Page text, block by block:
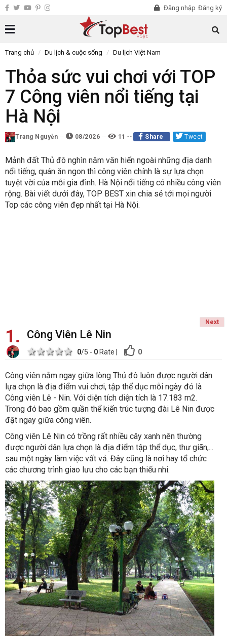
Đăng nhập Đăng ký
Trang chủ Du lịch & cuộc sống Du lịch Việt Nam
Thỏa sức vui chơi với TOP
7 Công viên nổi tiếng tại
Hà Nội
Trang Nguyễn 08/2026 11 Share Tweet
Mảnh đất Thủ đô nghìn năm văn hiến ngoài những địa danh
nổi tiếng, quán ăn ngon thì công viên chính là sự lựa chọn
tuyệt vời của mỗi gia đình. Hà Nội nổi tiếng có nhiều công viên
rộng. Bài viết dưới đây, TOP BEST xin chia sẻ tới mọi người
Top các công viên đẹp nhất tại Hà Nội.
Next
1 Công Viên Lê Nin
5 stars
4 stars
3 stars
2 stars
1 star 0/5 - 0Rate 0
Công viên nằm ngay giữa lòng Thủ đô luôn được người dân
lựa chọn là địa điểm vui chơi, tập thể dục mỗi ngày đó là
Công viên Lê - Nin. Với diện tích diện tích là 17.183 m2.
Trong đó bao gồm quần thể kiến trúc tượng đài Lê Nin được
đặt ngay giữa công viên.
Công viên Lê Nin có trồng rất nhiều cây xanh nên thường
được người dân lựa chọn là địa điểm tập thể dục, thư giãn,...
sau một ngày làm việc vất vả. Đây cũng là nơi hay tổ chức
các chương trình giao lưu cho các bạn thiếu nhi.